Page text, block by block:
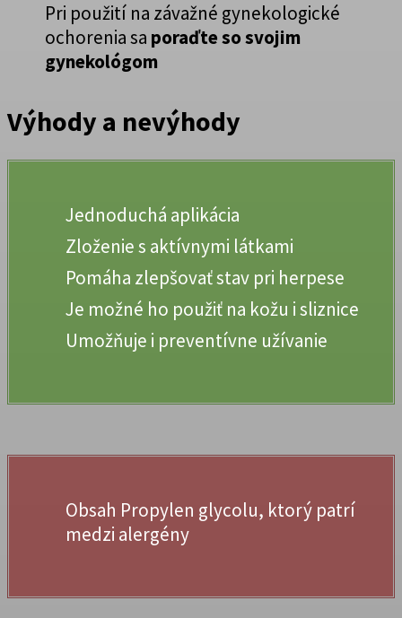
Pri použití na závažné gynekologické
ochorenia sa poraďte so svojim
gynekológom
Výhody a nevýhody
Jednoduchá aplikácia
Zloženie s aktívnymi látkami
Pomáha zlepšovať stav pri herpese
Je možné ho použiť na kožu i sliznice
Umožňuje i preventívne užívanie
Obsah Propylen glycolu, ktorý patrí
medzi alergény